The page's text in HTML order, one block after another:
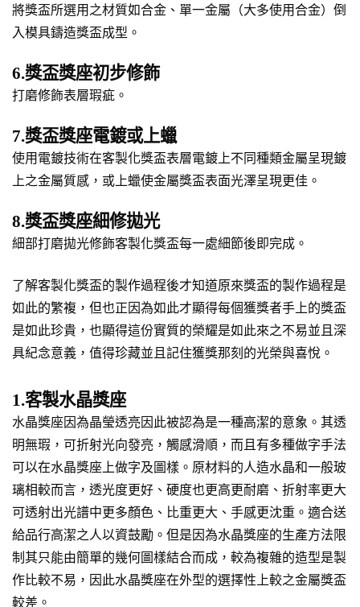
將獎盃所選用之材質如合金、單一金屬（大多使用合金）倒
入模具鑄造獎盃成型。
6.獎盃獎座初步修飾
打磨修飾表層瑕疵。
7.獎盃獎座電鍍或上蠟
使用電鍍技術在客製化獎盃表層電鍍上不同種類金屬呈現鍍
上之金屬質感，或上蠟使金屬獎盃表面光澤呈現更佳。
8.獎盃獎座細修拋光
細部打磨拋光修飾客製化獎盃每一處細節後即完成。
了解客製化獎盃的製作過程後才知道原來獎盃的製作過程是
如此的繁複，但也正因為如此才顯得每個獲獎者手上的獎盃
是如此珍貴，也顯得這份實質的榮耀是如此來之不易並且深
具紀念意義，值得珍藏並且記住獲獎那刻的光榮與喜悅。
1.客製水晶獎座
水晶獎座因為晶瑩透亮因此被認為是一種高潔的意象。其透
明無瑕，可折射光向發亮，觸感滑順，而且有多種做字手法
可以在水晶獎座上做字及圖樣。原材料的人造水晶和一般玻
璃相較而言，透光度更好、硬度也更高更耐磨、折射率更大
可透射出光譜中更多顏色、比重更大、手感更沈重。適合送
給品行高潔之人以資鼓勵。但是因為水晶獎座的生產方法限
制其只能由簡單的幾何圖樣結合而成，較為複雜的造型是製
作比較不易，因此水晶獎座在外型的選擇性上較之金屬獎盃
較差。